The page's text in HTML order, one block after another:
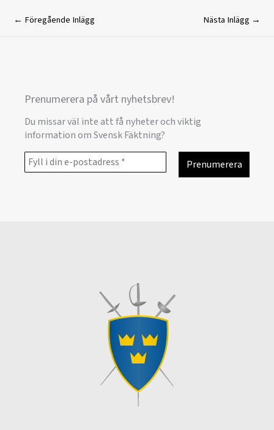
← Föregående Inlägg Nästa Inlägg →
Prenumerera på vårt nyhetsbrev!
Du missar väl inte att få nyheter och viktig
information om Svensk Fäktning?